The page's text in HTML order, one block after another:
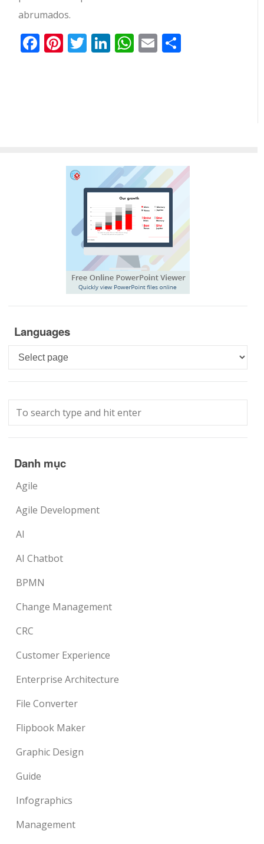
abrumados.
Facebook
Pinterest
Twitter
LinkedIn
WhatsApp
Email
Languages
Languages
Danh mục
Agile
Agile Development
AI
AI Chatbot
BPMN
Change Management
CRC
Customer Experience
Enterprise Architecture
File Converter
Flipbook Maker
Graphic Design
Guide
Infographics
Management